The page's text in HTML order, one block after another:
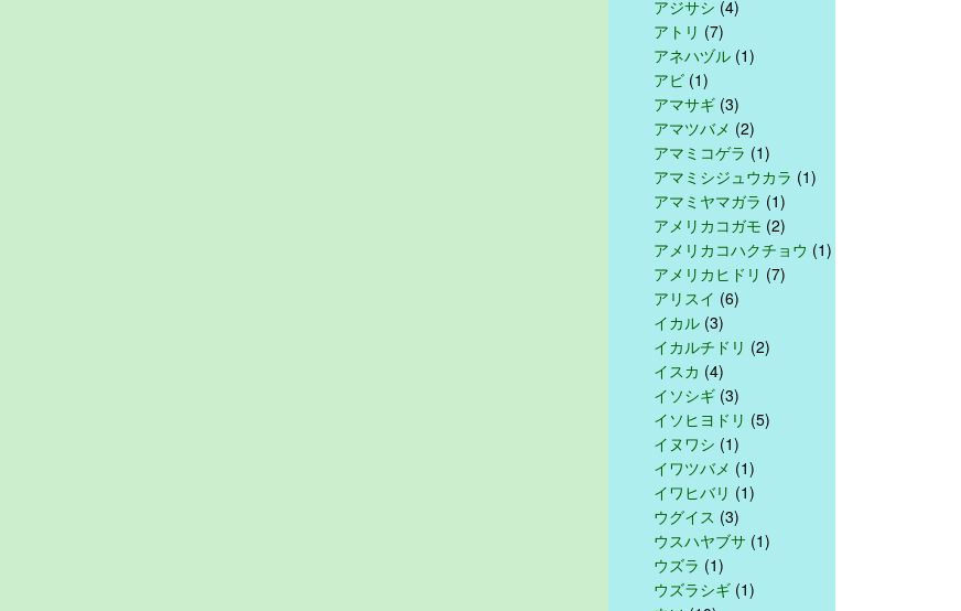
アジサシ (4)
アトリ (7)
アネハヅル (1)
アビ (1)
アマサギ (3)
アマツバメ (2)
アマミコゲラ (1)
アマミシジュウカラ (1)
アマミヤマガラ (1)
アメリカコガモ (2)
アメリカコハクチョウ (1)
アメリカヒドリ (7)
アリスイ (6)
イカル (3)
イカルチドリ (2)
イスカ (4)
イソシギ (3)
イソヒヨドリ (5)
イヌワシ (1)
イワツバメ (1)
イワヒバリ (1)
ウグイス (3)
ウスハヤブサ (1)
ウズラ (1)
ウズラシギ (1)